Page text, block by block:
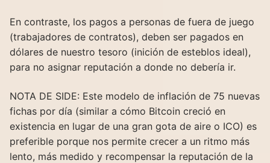
En contraste, los pagos a personas de fuera de juego
(trabajadores de contratos), deben ser pagados en
dólares de nuestro tesoro (inición de esteblos ideal),
para no asignar reputación a donde no debería ir.
NOTA DE SIDE: Este modelo de inflación de 75 nuevas
fichas por día (similar a cómo Bitcoin creció en
existencia en lugar de una gran gota de aire o ICO) es
preferible porque nos permite crecer a un ritmo más
lento, más medido y recompensar la reputación de la